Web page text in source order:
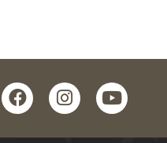
facebookinstagramyoutube